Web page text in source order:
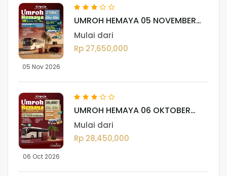
05 Nov 2026
UMROH HEMAYA 05 NOVEMBER
2026
Mulai dari
Rp 27,650,000
06 Oct 2026
UMROH HEMAYA 06 OKTOBER
2026
Mulai dari
Rp 28,450,000